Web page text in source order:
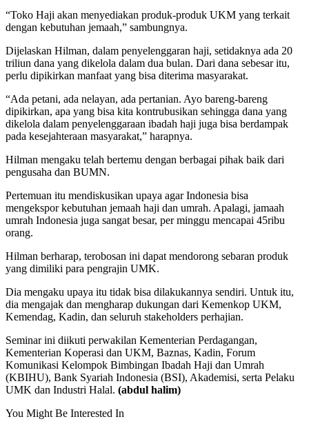
“Toko Haji akan menyediakan produk-produk UKM yang terkait
dengan kebutuhan jemaah,” sambungnya.
Dijelaskan Hilman, dalam penyelenggaran haji, setidaknya ada 20
triliun dana yang dikelola dalam dua bulan. Dari dana sebesar itu,
perlu dipikirkan manfaat yang bisa diterima masyarakat.
“Ada petani, ada nelayan, ada pertanian. Ayo bareng-bareng
dipikirkan, apa yang bisa kita kontrubusikan sehingga dana yang
dikelola dalam penyelenggaraan ibadah haji juga bisa berdampak
pada kesejahteraan masyarakat,” harapnya.
Hilman mengaku telah bertemu dengan berbagai pihak baik dari
pengusaha dan BUMN.
Pertemuan itu mendiskusikan upaya agar Indonesia bisa
mengekspor kebutuhan jemaah haji dan umrah. Apalagi, jamaah
umrah Indonesia juga sangat besar, per minggu mencapai 45ribu
orang.
Hilman berharap, terobosan ini dapat mendorong sebaran produk
yang dimiliki para pengrajin UMK.
Dia mengaku upaya itu tidak bisa dilakukannya sendiri. Untuk itu,
dia mengajak dan mengharap dukungan dari Kemenkop UKM,
Kemendag, Kadin, dan seluruh stakeholders perhajian.
Seminar ini diikuti perwakilan Kementerian Perdagangan,
Kementerian Koperasi dan UKM, Baznas, Kadin, Forum
Komunikasi Kelompok Bimbingan Ibadah Haji dan Umrah
(KBIHU), Bank Syariah Indonesia (BSI), Akademisi, serta Pelaku
UMK dan Industri Halal. (abdul halim)
You Might Be Interested In